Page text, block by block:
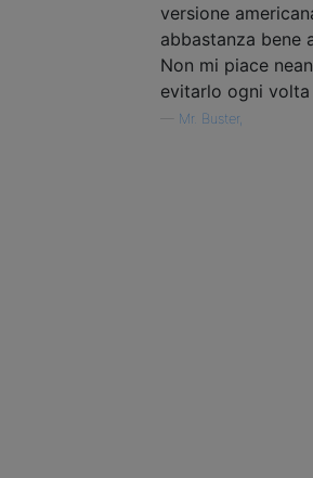
versione
abbastanza bene
Non mi piace
evitarlo ogni
Mr. Buster,